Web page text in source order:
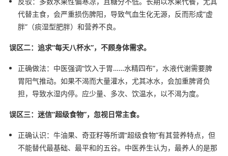
代替主食，会严重损伤脾阳，导致气血生化无源，反而形成“虚
胖”（痰湿型肥胖）和营养不良。
误区二：追求“每天八杯水”，不顾身体需求。
正确做法：中医强调“饮入于胃……水精四布”，水液代谢需要脾
胃阳气推动。如果不渴而大量灌水，尤其冰水，会加重脾肾负
担，导致水湿内停。应少量、多次、饮温水，以不渴为度。
误区三：迷信“超级食物”，忽视日常主食。
正确认识：牛油果、奇亚籽等所谓“超级食物”有其营养特点，但
不能替代最基础、最平和的五谷。中医养生认为，最养人的是那